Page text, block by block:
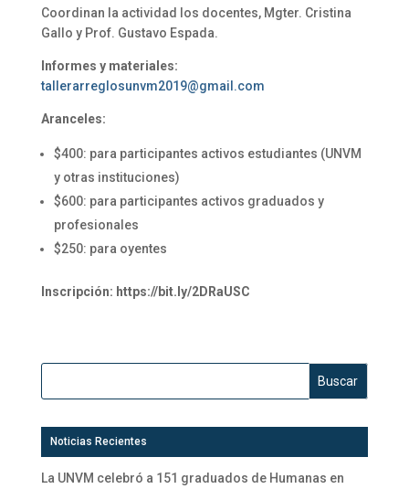
Coordinan la actividad los docentes, Mgter. Cristina
Gallo y Prof. Gustavo Espada.
Informes y materiales:
tallerarreglosunvm2019@gmail.com
Aranceles:
$400: para participantes activos estudiantes (UNVM
y otras instituciones)
$600: para participantes activos graduados y
profesionales
$250: para oyentes
Inscripción: https://bit.ly/2DRaUSC
Noticias Recientes
La UNVM celebró a 151 graduados de Humanas en